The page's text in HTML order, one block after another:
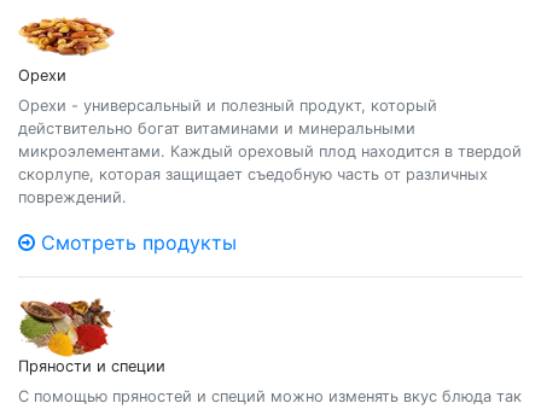
Орехи
Орехи - универсальный и полезный продукт, который
действительно богат витаминами и минеральными
микроэлементами. Каждый ореховый плод находится в твердой
скорлупе, которая защищает съедобную часть от различных
повреждений.
Смотреть продукты
Пряности и специи
С помощью пряностей и специй можно изменять вкус блюда так